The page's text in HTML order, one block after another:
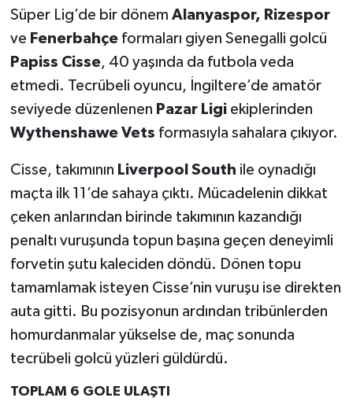
Süper Lig’de bir dönem Alanyaspor, Rizespor
ve Fenerbahçeformaları giyen Senegalli golcü
Papiss Cisse, 40 yaşında da futbola veda
etmedi. Tecrübeli oyuncu, İngiltere’de amatör
seviyede düzenlenen Pazar Ligiekiplerinden
Wythenshawe Vets formasıyla sahalara çıkıyor.
Cisse, takımının Liverpool South ile oynadığı
maçta ilk 11’de sahaya çıktı. Mücadelenin dikkat
çeken anlarından birinde takımının kazandığı
penaltı vuruşunda topun başına geçen deneyimli
forvetin şutu kaleciden döndü. Dönen topu
tamamlamak isteyen Cisse’nin vuruşu ise direkten
auta gitti. Bu pozisyonun ardından tribünlerden
homurdanmalar yükselse de, maç sonunda
tecrübeli golcü yüzleri güldürdü.
TOPLAM 6 GOLE ULAŞTI
Türkiye Basketbol Ligi
Kadınlar Basketbol Ligi
Diğer Basketbol Ligleri
Atletizm
Hentbol
Bisiklet
Boks
Güreş